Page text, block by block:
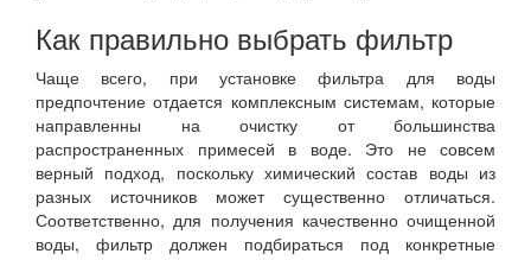
Как правильно выбрать фильтр
Чаще всего, при установке фильтра для воды
предпочтение отдается комплексным системам, которые
направленны на очистку от большинства
распространенных примесей в воде. Это не совсем
верный подход, поскольку химический состав воды из
разных источников может существенно отличаться.
Соответственно, для получения качественно очищенной
воды, фильтр должен подбираться под конкретные